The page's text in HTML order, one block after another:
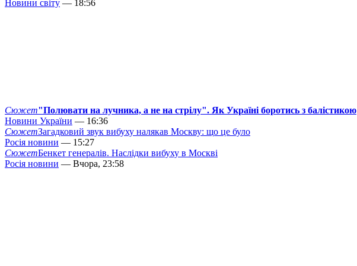
Новини світу — 18:56
Сюжет"Полювати на лучника, а не на стрілу". Як Україні боротись з балістикою
Новини України — 16:36
СюжетЗагадковий звук вибуху налякав Москву: що це було
Росія новини — 15:27
СюжетБенкет генералів. Наслідки вибуху в Москві
Росія новини — Вчора, 23:58